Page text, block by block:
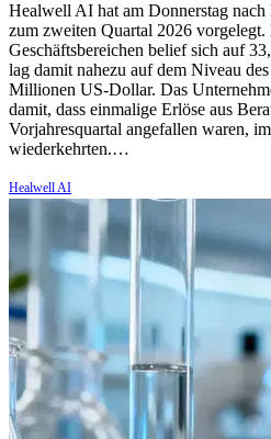
Healwell AI hat am Donnerstag nach
zum zweiten Quartal 2026
Geschäftsbereichen belief sich auf
lag damit nahezu auf dem Niveau
Millionen US-Dollar. Das
damit, dass einmalige Erlöse aus
Vorjahresquartal angefallen waren,
wiederkehrten.…
Healwell AI